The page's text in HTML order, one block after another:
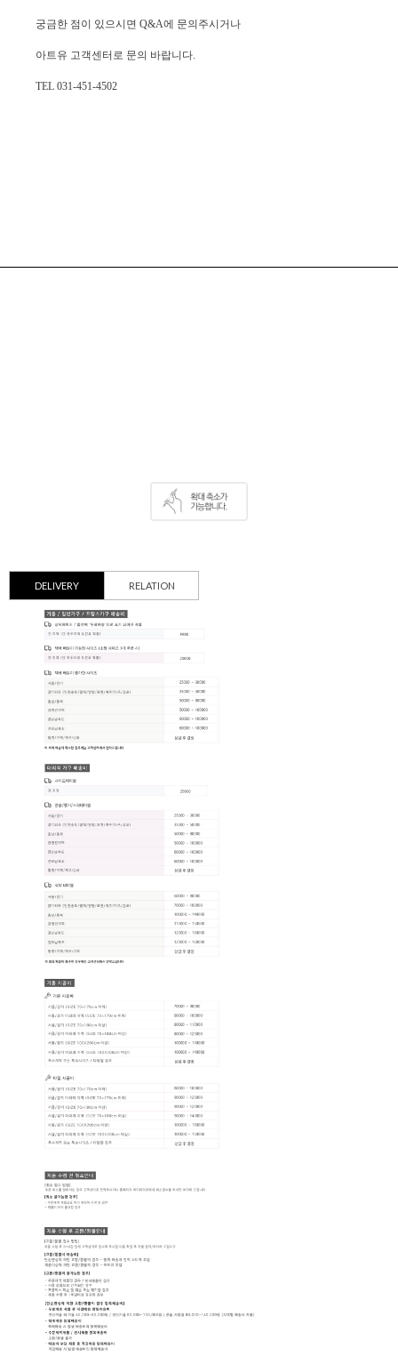
궁금한 점이 있으시면 Q&A에 문의주시거나
아트유 고객센터로 문의 바랍니다.
TEL 031-451-4502
DELIVERY RELATION